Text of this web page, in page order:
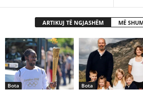
ARTIKUJ TË NGJASHËM MË
Bota Bota